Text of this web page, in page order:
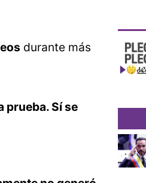
durante más
prueba. Sí se